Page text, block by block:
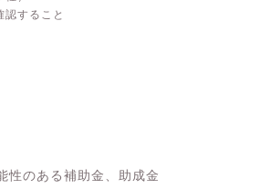
すること
性のある補助金、助成金